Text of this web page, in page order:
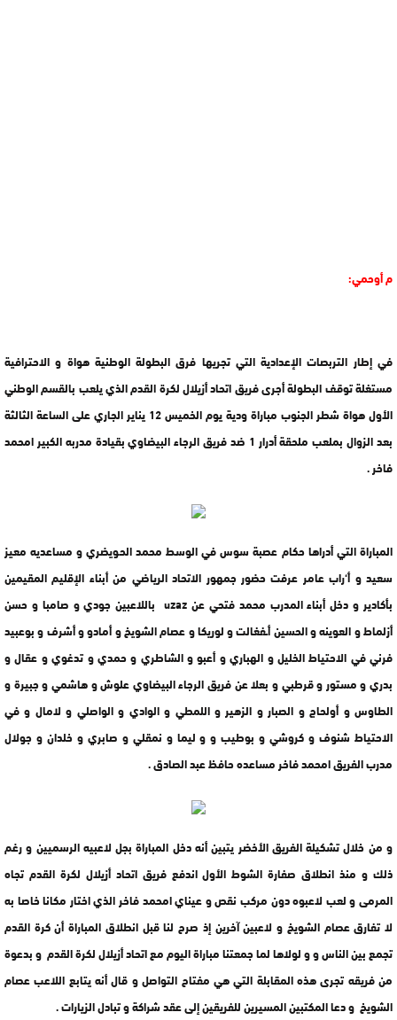
م أوحمي:
في إطار التربصات الإعدادية التي تجريها فرق البطولة الوطنية هواة و الاحترافية
مستغلة توقف البطولة أجرى فريق اتحاد أزيلال لكرة القدم الذي يلعب بالقسم الوطني
الأول هواة شطر الجنوب مباراة ودية يوم الخميس 12 يناير الجاري على الساعة الثالثة
بعد الزوال بملعب ملحقة أدرار 1 ضد فريق الرجاء البيضاوي بقيادة مدربه الكبير امحمد
فاخر .
المباراة التي أدراها حكام عصبة سوس في الوسط محمد الحويضري و مساعديه معيز
سعيد و أ‘راب عامر عرفت حضور جمهور الاتحاد الرياضي من أبناء الإقليم المقيمين
بأكادير و دخل أبناء المدرب محمد فتحي عن uzaz باللاعبين جودي و صامبا و حسن
أزلماط و العوينه و الحسين أـفغالت و لوريكا و عصام الشويخ و أمادو و أشرف و بوعبيد
فرني في الاحتياط الخليل و الهباري و أعبو و الشاطري و حمدي و تدغوي و عقال و
بدري و مستور و قرطبي و بعلا عن فريق الرجاء البيضاوي علوش و هاشمي و جبيرة و
الطاوس و أولحاج و الصبار و الزهير و اللمطي و الوادي و الواصلي و لامال و في
الاحتياط شنوف و كروشي و بوطيب و و ليما و نمقلي و صابري و خلدان و جولال
مدرب الفريق امحمد فاخر مساعده حافظ عبد الصادق .
و من خلال تشكيلة الفريق الأخضر يتبين أنه دخل المباراة بجل لاعبيه الرسميين و رغم
ذلك و منذ انطلاق صفارة الشوط الأول اندفع فريق اتحاد أزيلال لكرة القدم تجاه
المرمى و لعب لاعبوه دون مركب نقص و عيناي امحمد فاخر الذي اختار مكانا خاصا به
لا تفارق عصام الشويخ و لاعبين آخرين إذ صرح لنا قبل انطلاق المباراة أن كرة القدم
تجمع بين الناس و و لولاها لما جمعتنا مباراة اليوم مع اتحاد أزيلال لكرة القدم و بدعوة
من فريقه تجرى هذه المقابلة التي هي مفتاح التواصل و قال أنه يتابع اللاعب عصام
الشويخ و دعا المكتبين المسيرين للفريقين إلى عقد شراكة و تبادل الزيارات .